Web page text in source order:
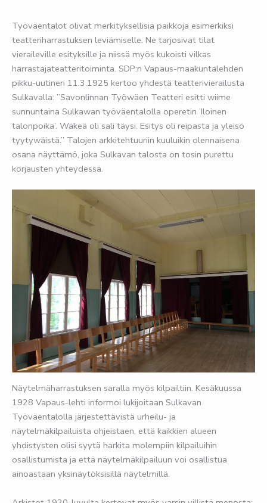
Työväentalot olivat merkityksellisiä paikkoja esimerkiksi
teatteriharrastuksen leviämiselle. Ne tarjosivat tilat
vieraileville esityksille ja niissä myös kukoisti vilkas
harrastajateatteritoiminta. SDP:n Vapaus-maakuntalehden
pikku-uutinen 11.3.1925 kertoo yhdestä teatterivierailusta
Sulkavalla: ”Savonlinnan Työwäen Teatteri esitti wiime
sunnuntaina Sulkawan työväentalolla operetin ’Iloinen
talonpoika’. Wäkeä oli sali täysi. Esitys oli reipasta ja yleisö
tyytywäistä.” Talojen arkkitehtuuriin kuuluikin olennaisena
osana näyttämö, joka Sulkavan talosta on tosin purettu
korjausten yhteydessä.
Näytelmäharrastuksen saralla myös kilpailtiin. Kesäkuussa
1928 Vapaus-lehti informoi lukijoitaan Sulkavan
Työväentalolla järjestettävistä urheilu- ja
näytelmäkilpailuista ohjeistaen, että kaikkien alueen
yhdistysten olisi syytä harkita molempiin kilpailuihin
osallistumista ja että näytelmäkilpailuun voi osallistua
ainoastaan yksinäytöksisillä näytelmillä.